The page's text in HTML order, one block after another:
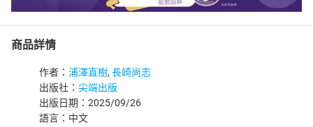
商品詳情
作者： 浦澤直樹, 長崎尚志
出版社： 尖端出版
出版日期：2025/09/26
語言：中文